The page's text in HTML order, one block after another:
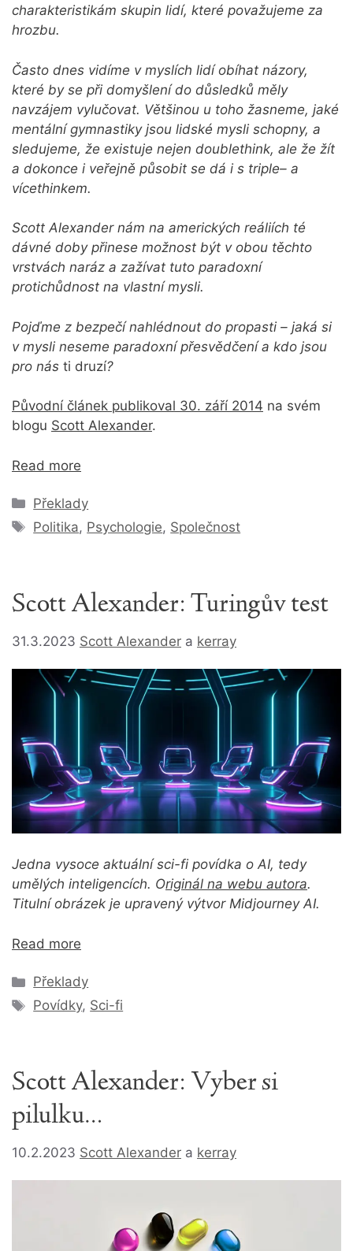
charakteristikám skupin lidí, které považujeme za
hrozbu.
Často dnes vidíme v myslích lidí obíhat názory,
které by se při domyšlení do důsledků měly
navzájem vylučovat. Většinou u toho žasneme, jaké
mentální gymnastiky jsou lidské mysli schopny, a
sledujeme, že existuje nejen doublethink, ale že žít
a dokonce i veřejně působit se dá i s triple– a
vícethinkem.
Scott Alexander nám na amerických reáliích té
dávné doby přinese možnost být v obou těchto
vrstvách naráz a zažívat tuto paradoxní
protichůdnost na vlastní mysli.
Pojďme z bezpečí nahlédnout do propasti – jaká si
v mysli neseme paradoxní přesvědčení a kdo jsou
pro nás ti druzí?
Původní článek publikoval 30. září 2014 na svém
blogu Scott Alexander.
Read more
Rubriky
Překlady
Štítky
Politika, Psychologie, Společnost
Scott Alexander: Turingův test
31.3.2023 Scott Alexander a kerray
Jedna vysoce aktuální sci-fi povídka o AI, tedy
umělých inteligencích. Originál na webu autora.
Titulní obrázek je upravený výtvor Midjourney AI.
Read more
Rubriky
Překlady
Štítky
Povídky, Sci-fi
Scott Alexander: Vyber si
pilulku…
10.2.2023 Scott Alexander a kerray